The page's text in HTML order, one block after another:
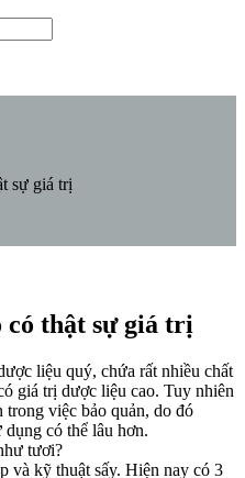
sự giá trị
thật sự giá trị
liệu quý, chứa rất nhiều chất
giá trị dược liệu cao. Tuy nhiên
trong việc bảo quản, do đó
có thể lâu hơn.
tươi?
và kỹ thuật sấy. Hiện nay có 3